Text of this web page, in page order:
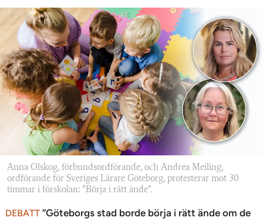
Anna Olskog, förbundsordförande, och Andrea Meiling,
ordförande för Sveriges Lärare Göteborg, protesterar mot 30
timmar i förskolan: ”Börja i rätt ände”.
DEBATT ”Göteborgs stad borde börja i rätt ände om de